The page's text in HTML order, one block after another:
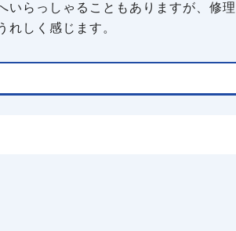
いらっしゃることもありますが、修
しく感じます。